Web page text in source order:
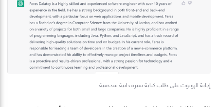
إجابة الروبوت على طلب كتابة سيرة ذاتية شخصية